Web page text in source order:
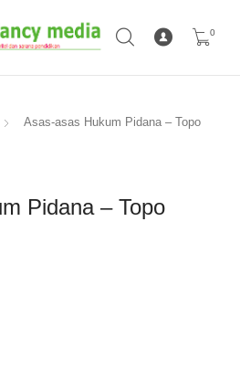
0
Asas-asas Hukum Pidana – Topo
Pidana – Topo